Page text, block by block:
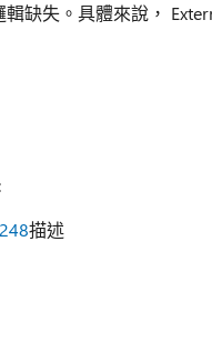
缺失。具體來說，
描述